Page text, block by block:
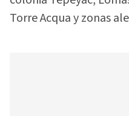
Torre Acqua y zonas